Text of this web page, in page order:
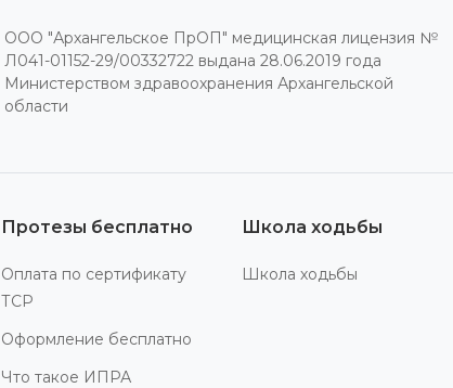
ООО "Архангельское ПрОП" медицинская лицензия №
Л041-01152-29/00332722 выдана 28.06.2019 года
Министерством здравоохранения Архангельской
области
Протезы бесплатно
Оплата по сертификату
ТСР
Оформление бесплатно
Что такое ИПРА
Школа ходьбы
Школа ходьбы